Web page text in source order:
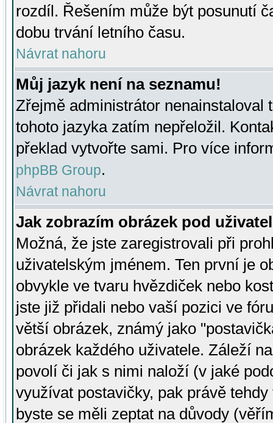
rozdíl. Řešením může být posunutí
dobu trvání letního času.
Návrat nahoru
Můj jazyk není na seznamu!
Zřejmě administrátor nenainstaloval
tohoto jazyka zatím nepřeložil.
překlad vytvořte sami. Pro více
phpBB Group.
Návrat nahoru
Jak zobrazím obrázek pod
Možná, že jste zaregistrovali při
uživatelským jménem. Ten první je
obvykle ve tvaru hvězdiček nebo
jste již přidali nebo vaší pozici ve
větší obrázek, známý jako
obrázek každého uživatele. Záleží
povolí či jak s nimi naloží (v jaké
využívat postavičky, pak právě
byste se měli zeptat na důvody